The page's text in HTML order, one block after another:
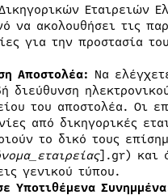
Εταιρειών
να ακολουθήσει τις
για την προστασία
Αποστολέα: Να
διεύθυνση
του αποστολέα. Οι
από δικηγορικές
το δικό τους
].gr) και
γενικού τύπου.
Υποτιθέμενα